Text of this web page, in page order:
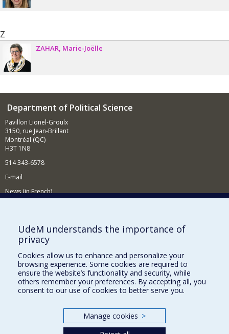
Z
ZAHAR Marie-Joëlle
Department of Political Science
Pavillon Lionel-Groulx
3150, rue Jean-Brillant
Montréal (QC)
H3T 1N8
514 343-6578
E-mail
News (in French)
Supporting the Department
NEED HELP?
Sitemap
Report a problem
Accessibility
Our Departments and Schools
UdeM understands the importance of
privacy
Cookies allow us to enhance and personalize your
browsing experience. Some cookies are required to
ensure the website’s functionality and security, while
others remember your preferences. By accepting all, you
consent to our use of cookies to better serve you.
Manage cookies >